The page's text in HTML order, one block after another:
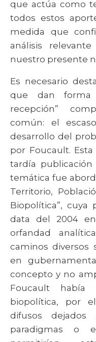
que actúa como
todos estos
medida que
análisis
nuestro presente
Es necesario
que dan
recepción”
común: el
desarrollo del
por Foucault.
tardía
temática fue
Territorio,
Biopolítica”, cuya
data del 2004
orfandad
caminos diversos
en
concepto y no
Foucault había
biopolítica, por
difusos dejados
paradigmas o